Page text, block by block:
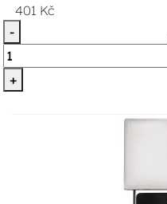
401 Kč
-
+